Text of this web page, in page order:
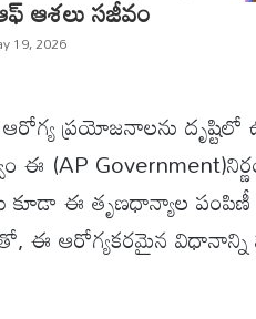
ఆశలు సజీవం
19, 2026
ప్రయోజనాలను దృష్టిలో
ఈ (AP
కూడా ఈ తృణధాన్యాల పంపిణీ
ఈ ఆరోగ్యకరమైన